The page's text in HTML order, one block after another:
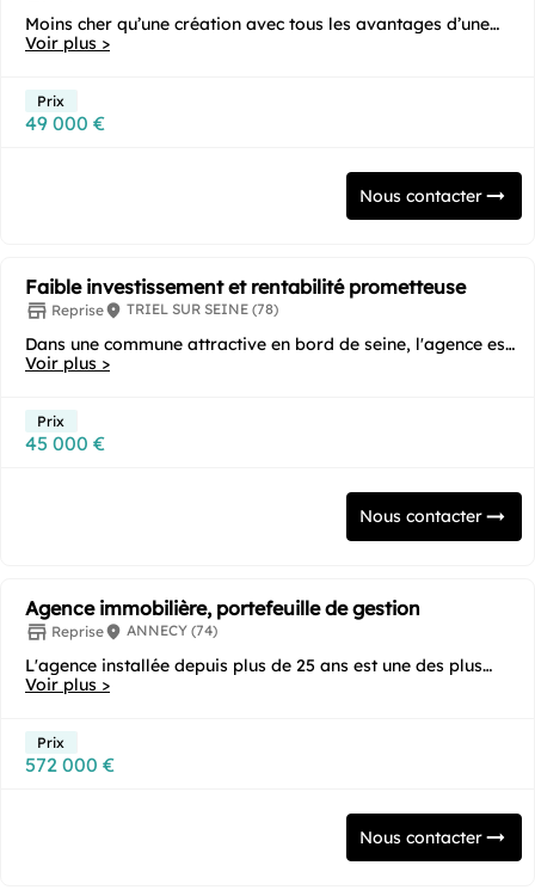
Moins cher qu’une création avec tous les avantages d’une
reprise car l’agence est bien connue car...
Voir plus >
Prix
49 000 €
Nous contacter
Faible investissement et rentabilité prometteuse
Reprise TRIEL SUR SEINE (78)
Dans une commune attractive en bord de seine, l'agence est
quasi neuve et située à un emplacement de...
Voir plus >
Prix
45 000 €
Nous contacter
Agence immobilière, portefeuille de gestion
Reprise ANNECY (74)
L'agence installée depuis plus de 25 ans est une des plus
anciennes du secteur. Elle a su se...
Voir plus >
Prix
572 000 €
Nous contacter